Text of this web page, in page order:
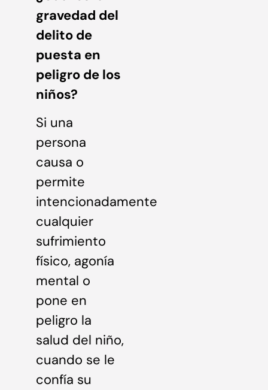
gravedad del
delito de
puesta en
peligro de los
niños?
Si una
persona
causa o
permite
intencionadamente
cualquier
sufrimiento
físico, agonía
mental o
pone en
peligro la
salud del niño,
cuando se le
confía su